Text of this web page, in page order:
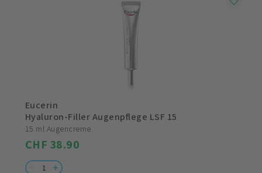
Eucerin
Hyaluron-Filler Augenpflege LSF 15
15 ml Augencreme
CHF 38.90